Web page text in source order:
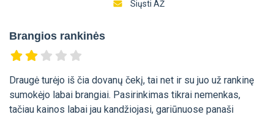
Siųsti AŽ
Brangios rankinės
Draugė turėjo iš čia dovanų čekį, tai net ir su juo už rankinę
sumokėjo labai brangiai. Pasirinkimas tikrai nemenkas,
tačiau kainos labai jau kandžiojasi, gariūnuose panaši